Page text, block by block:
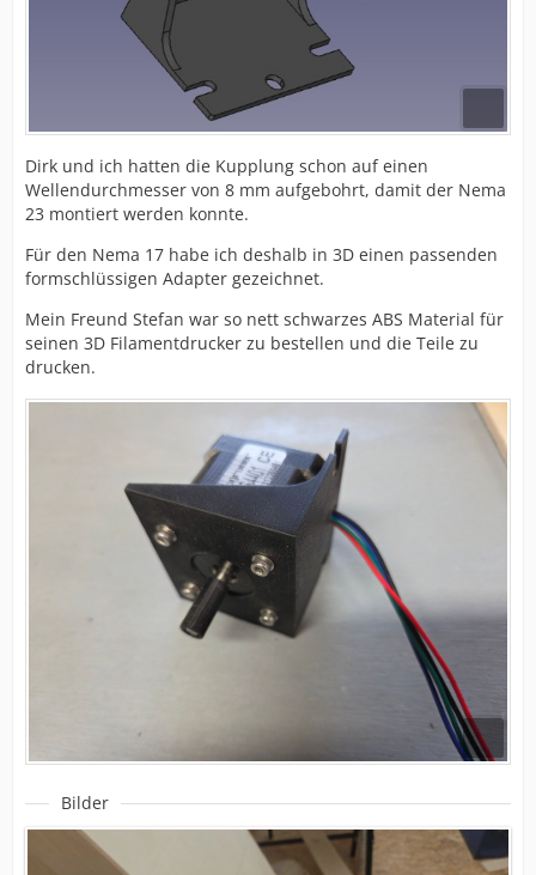
Dirk und ich hatten die Kupplung schon auf einen
Wellendurchmesser von 8 mm aufgebohrt, damit der Nema
23 montiert werden konnte.
Für den Nema 17 habe ich deshalb in 3D einen passenden
formschlüssigen Adapter gezeichnet.
Mein Freund Stefan war so nett schwarzes ABS Material für
seinen 3D Filamentdrucker zu bestellen und die Teile zu
drucken.
Bilder